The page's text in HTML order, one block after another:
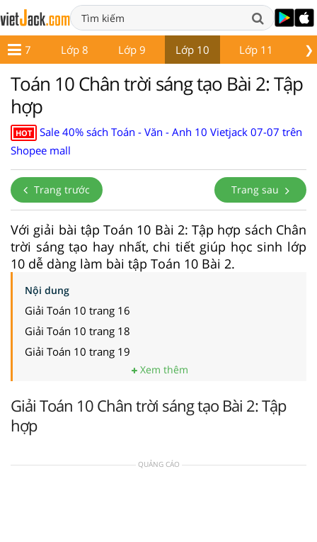
❯
Lớp 7 Lớp 8 Lớp 9 Lớp 10 Lớp 11
Toán 10 Chân trời sáng tạo Bài 2: Tập
hợp
HOT
Sale 40% sách Toán - Văn - Anh 10 Vietjack 07-07 trên
Shopee mall
Trang trước Trang sau
Với giải bài tập Toán 10 Bài 2: Tập hợp sách Chân
trời sáng tạo hay nhất, chi tiết giúp học sinh lớp
10 dễ dàng làm bài tập Toán 10 Bài 2.
Nội dung
Giải Toán 10 trang 16
Giải Toán 10 trang 18
Giải Toán 10 trang 19
Xem thêm
Giải Toán 10 Chân trời sáng tạo Bài 2: Tập
hợp
QUẢNG CÁO